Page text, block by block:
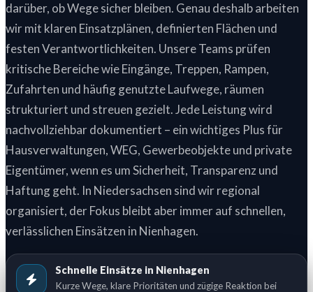
darüber, ob Wege sicher bleiben. Genau deshalb arbeiten
wir mit klaren Einsatzplänen, definierten Flächen und
festen Verantwortlichkeiten. Unsere Teams prüfen
kritische Bereiche wie Eingänge, Treppen, Rampen,
Zufahrten und häufig genutzte Laufwege, räumen
strukturiert und streuen gezielt. Jede Leistung wird
nachvollziehbar dokumentiert – ein wichtiges Plus für
Hausverwaltungen, WEG, Gewerbeobjekte und private
Eigentümer, wenn es um Sicherheit, Transparenz und
Haftung geht. In Niedersachsen sind wir regional
organisiert, der Fokus bleibt aber immer auf schnellen,
verlässlichen Einsätzen in Nienhagen.
Schnelle Einsätze in Nienhagen
Kurze Wege, klare Prioritäten und zügige Reaktion bei